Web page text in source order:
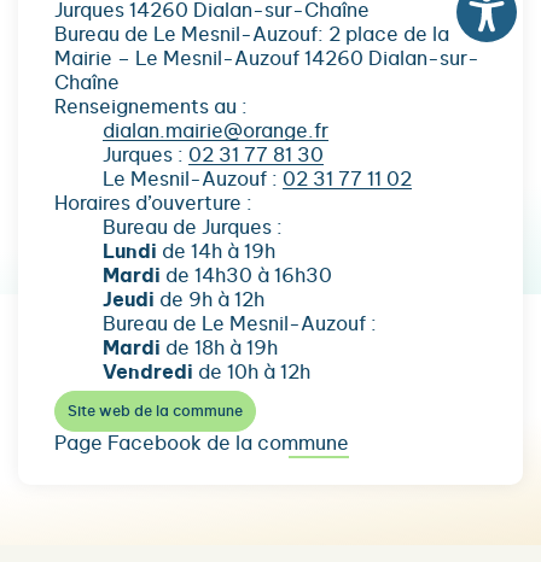
Jurques 14260 Dialan-sur-Chaîne
Bureau de Le Mesnil-Auzouf: 2 place de la
Mairie – Le Mesnil-Auzouf 14260 Dialan-sur-
Chaîne
Renseignements au :
dialan.mairie@orange.fr
Jurques : 02 31 77 81 30
Le Mesnil-Auzouf : 02 31 77 11 02
Horaires d’ouverture :
Bureau de Jurques :
Lundi de 14h à 19h
Mardi de 14h30 à 16h30
Jeudi de 9h à 12h
Bureau de Le Mesnil-Auzouf :
Mardi de 18h à 19h
Vendredi de 10h à 12h
Site web de la commune
Page Facebook de la commune